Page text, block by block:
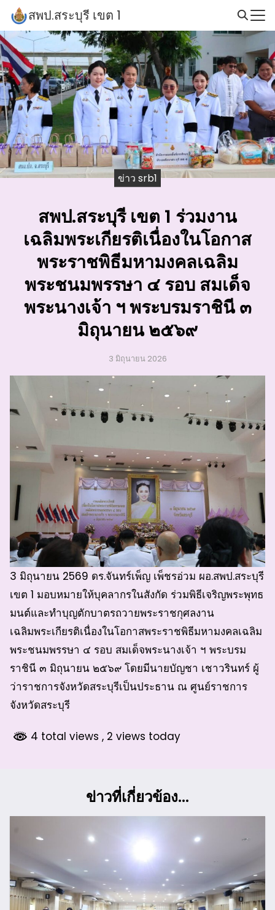
Skip
content
สพป.สระบุรี เขต 1
Search
for:
ข่าว srb1
สพป.สระบุรี เขต 1 ร่วมงาน
เฉลิมพระเกียรติเนื่องในโอกาส
พระราชพิธีมหามงคลเฉลิม
พระชนมพรรษา ๔ รอบ สมเด็จ
พระนางเจ้า ฯ พระบรมราชินี ๓
มิถุนายน ๒๕๖๙
3 มิถุนายน 2026
3 มิถุนายน 2569 ดร.จันทร์เพ็ญ เพ็ชรอ่วม ผอ.สพป.สระบุรี
เขต 1 มอบหมายให้บุคลากรในสังกัด ร่วมพิธีเจริญพระพุทธ
มนต์และทำบุญตักบาตรถวายพระราชกุศลงาน
เฉลิมพระเกียรติเนื่องในโอกาสพระราชพิธีมหามงคลเฉลิม
พระชนมพรรษา ๔ รอบ สมเด็จพระนางเจ้า ฯ พระบรม
ราชินี ๓ มิถุนายน ๒๕๖๙ โดยมีนายบัญชา เชาวรินทร์ ผู้
ว่าราชการจังหวัดสระบุรีเป็นประธาน ณ ศูนย์ราชการ
จังหวัดสระบุรี
4 total views , 2 views today
ข่าวที่เกี่ยวข้อง...